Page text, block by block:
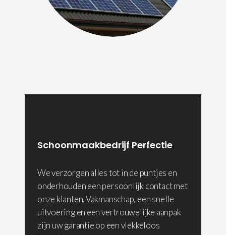
Schoonmaakbedrijf Perfectie
We verzorgen alles tot in de puntjes en
onderhouden een persoonlijk contact met
onze klanten. Vakmanschap, een snelle
uitvoering en een vertrouwelijke aanpak
zijn uw garantie op een vlekkeloos